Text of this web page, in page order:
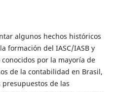
algunos hechos históricos
formación del IASC/IASB y
por la mayoría de
de la contabilidad en Brasil,
de las